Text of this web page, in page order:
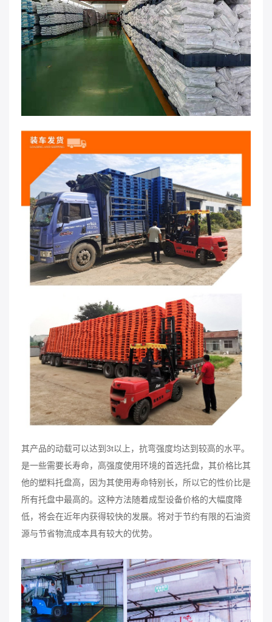
其产品的动载可以达到3t以上，抗弯强度均达到较高的水平。
是一些需要长寿命，高强度使用环境的首选托盘，其价格比其
他的塑料托盘高，因为其使用寿命特别长，所以它的性价比是
所有托盘中最高的。这种方法随着成型设备价格的大幅度降
低，将会在近年内获得较快的发展。将对于节约有限的石油资
源与节省物流成本具有较大的优势。